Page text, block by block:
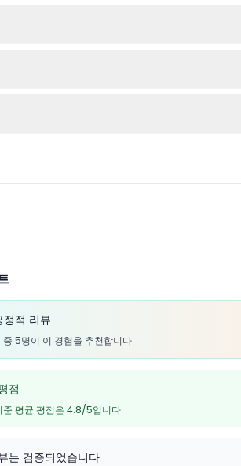
정적 리뷰
중 5명이 이 경험을 추천합니다
점
준 평균 평점은 4.8/5입니다
는 검증되었습니다